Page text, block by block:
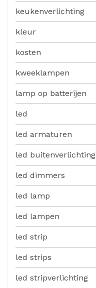
keukenverlichting
kleur
kosten
kweeklampen
lamp op batterijen
led
led armaturen
led buitenverlichting
led dimmers
led lamp
led lampen
led strip
led strips
led stripverlichting